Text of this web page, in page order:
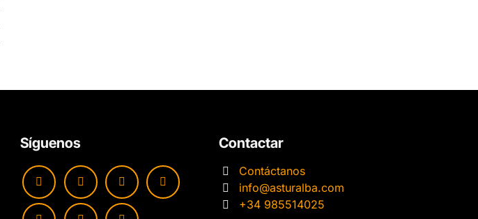
Síguenos Contactar
Contáctanos
info@asturalba.com
+34 985514025